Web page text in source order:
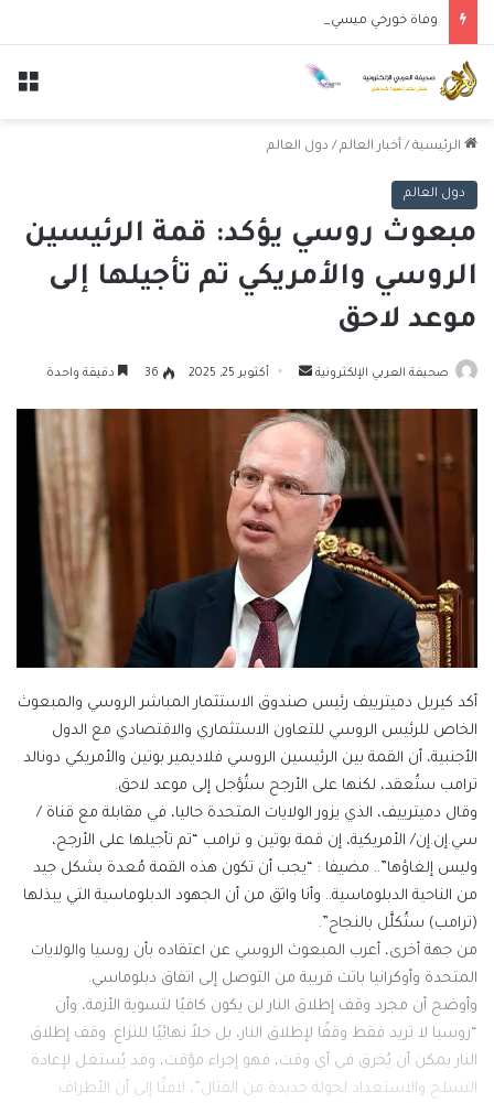
وفاة خورخي ميسي والد النجم الأرجنتيني ليونيل ميسي عن عمر 68 عاماً
الرئيسية / أخبار العالم / دول العالم
دول العالم
مبعوث روسي يؤكد: قمة الرئيسين
الروسي والأمريكي تم تأجيلها إلى
موعد لاحق
صحيفة العربي الإلكترونية
أرسل
إلكترونيا
أكتوبر 25, 2025 36 دقيقة واحدة
أكد كيريل دميترييف رئيس صندوق الاستثمار المباشر الروسي والمبعوث
الخاص للرئيس الروسي للتعاون الاستثماري والاقتصادي مع الدول
الأجنبية، أن القمة بين الرئيسين الروسي فلاديمير بوتين والأمريكي دونالد
ترامب ستُعقد، لكنها على الأرجح ستُؤجل إلى موعد لاحق.
وقال دميترييف، الذي يزور الولايات المتحدة حاليا، في مقابلة مع قناة /
سي.إن.إن/ الأمريكية، إن قمة بوتين و ترامب “تم تأجيلها على الأرجح،
وليس إلغاؤها”.. مضيفا : “يجب أن تكون هذه القمة مُعدة بشكل جيد
من الناحية الدبلوماسية.. وأنا واثق من أن الجهود الدبلوماسية التي يبذلها
(ترامب) ستُكلَّل بالنجاح”.
من جهة أخرى، أعرب المبعوث الروسي عن اعتقاده بأن روسيا والولايات
المتحدة وأوكرانيا باتت قريبة من التوصل إلى اتفاق دبلوماسي.
وأوضح أن مجرد وقف إطلاق النار لن يكون كافيًا لتسوية الأزمة، وأن
“روسيا لا تريد فقط وقفًا لإطلاق النار، بل حلاً نهائيًا للنزاع. وقف إطلاق
النار يمكن أن يُخرق في أي وقت، فهو إجراء مؤقت، وقد يُستغل لإعادة
التسلح والاستعداد لجولة جديدة من القتال”، لافتًا إلى أن الأطراف